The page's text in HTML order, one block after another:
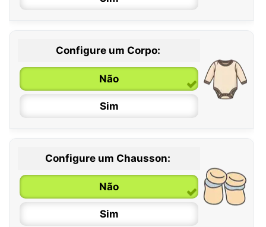
Configure um Corpo:
Não
Sim
0 / 6 meses
6 / 12 meses
12 / 18 meses
Configure um Chausson:
Não
Sim